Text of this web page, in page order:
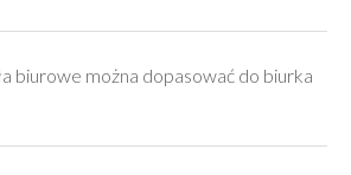
biurowe można dopasować do biurka